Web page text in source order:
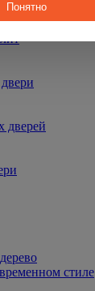
дверей
стиле
Понятно